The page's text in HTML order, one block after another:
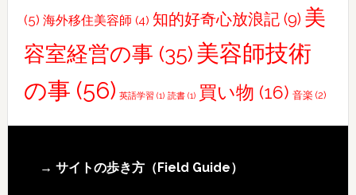
談
に
の
す
(5) 海外移住美容師 (4) 知的好奇心放浪記(9) 美
容室経営の事 (35)美容師技術
の事 (56) 英語学習 (1) 読書(1) 買い物 (16) 音楽(2)
Footer
→ サイトの歩き方（Field Guide）